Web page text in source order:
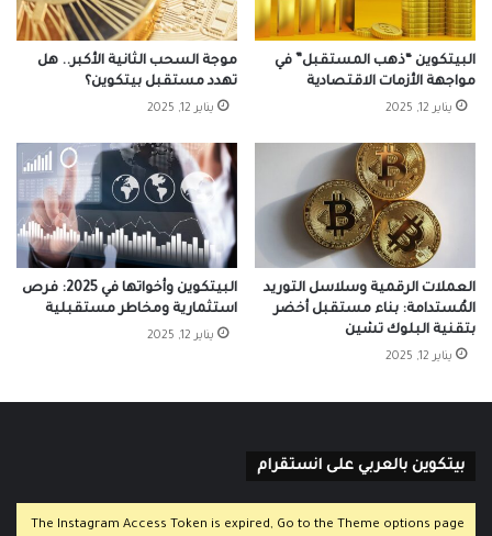
موجة السحب الثانية الأكبر.. هل
تهدد مستقبل بيتكوين؟
يناير 12, 2025
البيتكوين “ذهب المستقبل” في
مواجهة الأزمات الاقتصادية
يناير 12, 2025
البيتكوين وأخواتها في 2025: فرص
استثمارية ومخاطر مستقبلية
يناير 12, 2025
العملات الرقمية وسلاسل التوريد
المُستدامة: بناء مستقبل أخضر
بتقنية البلوك تشين
يناير 12, 2025
بيتكوين بالعربي على انستقرام
The Instagram Access Token is expired, Go to the Theme options page